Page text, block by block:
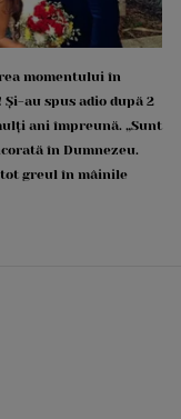
momentului în
Și-au spus adio după 2
ani împreună. „Sunt
în Dumnezeu.
tot greul în mâinile